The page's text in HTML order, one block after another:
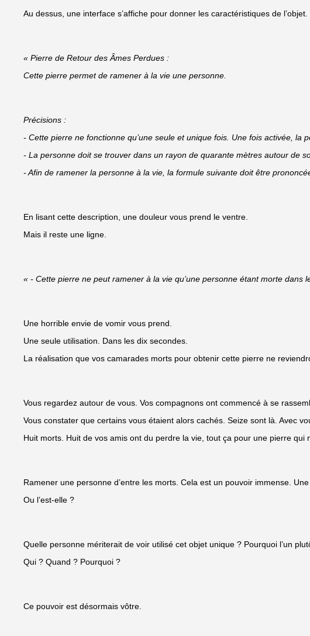
Au dessus, une interface s’affiche pour donner les caractéristiques de l’objet.
« Pierre de Retour des Âmes Perdues :
Cette pierre permet de ramener à la vie une personne.
Précisions :
- Cette pierre ne fonctionne qu’une seule et unique fois. Une fois activée, la
- La personne doit se trouver dans un rayon de quarante mètres autour de
- Afin de ramener la personne à la vie, la formule suivante doit être
En lisant cette description, une douleur vous prend le ventre.
Mais il reste une ligne.
« - Cette pierre ne peut ramener à la vie qu’une personne étant morte dans
Une horrible envie de vomir vous prend.
Une seule utilisation. Dans les dix secondes.
La réalisation que vos camarades morts pour obtenir cette pierre ne
Vous regardez autour de vous. Vos compagnons ont commencé à se
Vous constater que certains vous étaient alors cachés. Seize sont là. Avec
Huit morts. Huit de vos amis ont du perdre la vie, tout ça pour une pierre qui
Ramener une personne d’entre les morts. Cela est un pouvoir immense. Une
Ou l’est-elle ?
Quelle personne mériterait de voir utilisé cet objet unique ? Pourquoi l’un
Qui ? Quand ? Pourquoi ?
Ce pouvoir est désormais vôtre.